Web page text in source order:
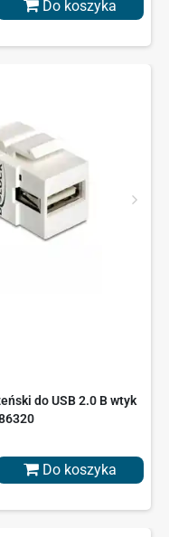
Do koszyka
do USB 2.0 B wtyk
Do koszyka